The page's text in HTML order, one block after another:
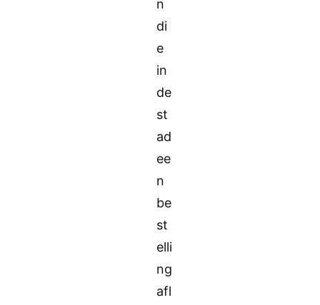
n
di
e
in
de
st
ad
ee
n
be
st
elli
ng
afl